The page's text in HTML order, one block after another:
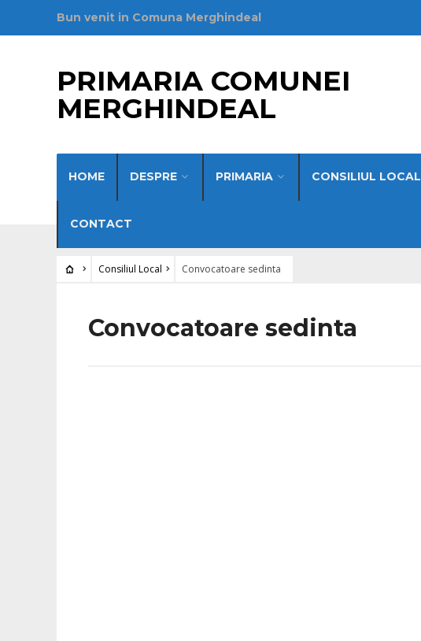
Bun venit in Comuna Merghindeal
PRIMARIA COMUNEI
MERGHINDEAL
HOME DESPRE PRIMARIA CONSILIUL LOCAL
CONTACT
Consiliul Local Convocatoare sedinta
Convocatoare sedinta